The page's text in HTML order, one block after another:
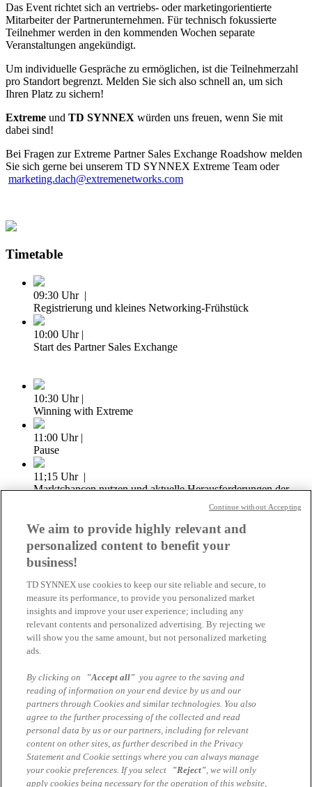
Das Event richtet sich an vertriebs- oder marketingorientierte
Mitarbeiter der Partnerunternehmen. Für technisch fokussierte
Teilnehmer werden in den kommenden Wochen separate
Veranstaltungen angekündigt.
Um individuelle Gespräche zu ermöglichen, ist die Teilnehmerzahl
pro Standort begrenzt. Melden Sie sich also schnell an, um sich
Ihren Platz zu sichern!
Extreme und TD SYNNEX würden uns freuen, wenn Sie mit
dabei sind!
Bei Fragen zur Extreme Partner Sales Exchange Roadshow melden
Sie sich gerne bei unserem TD SYNNEX Extreme Team oder
marketing.dach@extremenetworks.com
Timetable
09:30 Uhr |
Registrierung und kleines Networking-Frühstück
10:00 Uhr |
Start des Partner Sales Exchange
10:30 Uhr |
Winning with Extreme
11:00 Uhr |
Pause
11;15 Uhr |
Marktchancen nutzen und aktuelle Herausforderungen der
12:45 Uhr |
Zeit zum intensiven Austausch bei Fingerfood
14:00 Uhr |
Veranstaltungsende
Download Timetable
Ihr Ansprechpartner
Business Unit Manager Networking
TD SYNNEX
michael.geisler@tdsynnex.com
Isabelle Grundmueller
Business Development Manager • AS-Networking
We aim to provide highly relevant and
personalized content to benefit your
business!
TD SYNNEX use cookies to keep our site reliable and secure, to
measure its performance, to provide you personalized market
insights and improve your user experience; including any
relevant contents and personalized advertising. By rejecting we
will show you the same amount, but not personalized marketing
ads.
By clicking on "Accept all" you agree to the saving and
reading of information on your end device by us and our
partners through Cookies and similar technologies. You also
agree to the further processing of the collected and read
personal data by us or our partners, including for relevant
content on other sites, as further described in the Privacy
Statement and Cookie settings where you can always manage
your cookie preferences. If you select
"Reject", we will only
apply cookies being necessary for the operation of this website,
Continue without Accepting